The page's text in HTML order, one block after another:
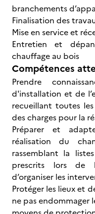
branchements
Finalisation des
Mise en service et
Entretien et
chauffage au bois
Compétences
Prendre
d'installation et de
recueillant toutes
des charges pour la
Préparer et
réalisation du
rassemblant la
prescrits lors de
d’organiser les
Protéger les lieux et
ne pas endommager